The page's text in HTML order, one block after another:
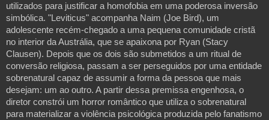
utilizados para justificar a homofobia em uma poderosa inversão
simbólica. "Leviticus" acompanha Naim (Joe Bird), um
adolescente recém-chegado a uma pequena comunidade cristã
no interior da Austrália, que se apaixona por Ryan (Stacy
Clausen). Depois que os dois são submetidos a um ritual de
conversão religiosa, passam a ser perseguidos por uma entidade
sobrenatural capaz de assumir a forma da pessoa que mais
desejam: um ao outro. A partir dessa premissa engenhosa, o
diretor constrói um horror romântico que utiliza o sobrenatural
para materializar a violência psicológica produzida pelo fanatismo